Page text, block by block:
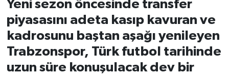
Yeni sezon öncesinde transfer
piyasasını adeta kasıp kavuran ve
kadrosunu baştan aşağı yenileyen
Trabzonspor, Türk futbol tarihinde
uzun süre konuşulacak dev bir
İvrindi
KENT GÜNDEMİ